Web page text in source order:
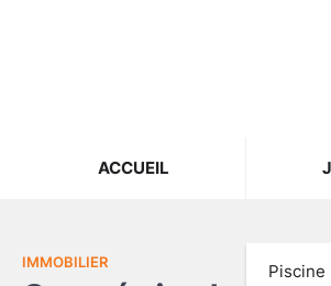
ACCUEIL
Piscine
IMMOBILIER